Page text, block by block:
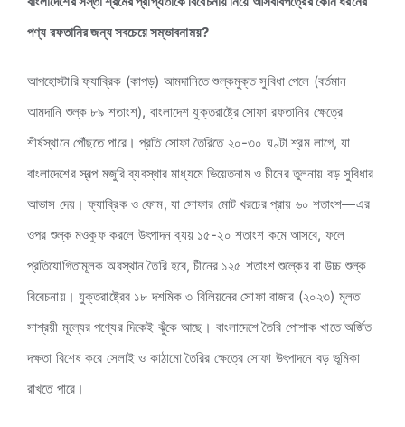
পণ্য রফতানির জন্য সবচেয়ে সম্ভাবনাময়?
আপহোস্টারি ফ্যাব্রিক (কাপড়) আমদানিতে শুল্কমুক্ত সুবিধা পেলে (বর্তমান
আমদানি শুল্ক ৮৯ শতাংশ), বাংলাদেশ যুক্তরাষ্ট্রে সোফা রফতানির ক্ষেত্রে
শীর্ষস্থানে পৌঁছতে পারে। প্রতি সোফা তৈরিতে ২০-৩০ ঘণ্টা শ্রম লাগে, যা
বাংলাদেশের স্বল্প মজুরি ব্যবস্থার মাধ্যমে ভিয়েতনাম ও চীনের তুলনায় বড় সুবিধার
আভাস দেয়। ফ্যাব্রিক ও ফোম, যা সোফার মোট খরচের প্রায় ৬০ শতাংশ—এর
ওপর শুল্ক মওকুফ করলে উৎপাদন ব্যয় ১৫-২০ শতাংশ কমে আসবে, ফলে
প্রতিযোগিতামূলক অবস্থান তৈরি হবে, চীনের ১২৫ শতাংশ শুল্কের বা উচ্চ শুল্ক
বিবেচনায়। যুক্তরাষ্ট্রের ১৮ দশমিক ৩ বিলিয়নের সোফা বাজার (২০২৩) মূলত
সাশ্রয়ী মূল্যের পণ্যের দিকেই ঝুঁকে আছে। বাংলাদেশে তৈরি পোশাক খাতে অর্জিত
দক্ষতা বিশেষ করে সেলাই ও কাঠামো তৈরির ক্ষেত্রে সোফা উৎপাদনে বড় ভূমিকা
রাখতে পারে।